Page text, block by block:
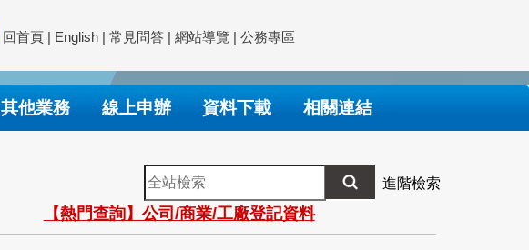
回首頁 | English | 常見問答 | 網站導覽 | 公務專區
其他業務 線上申辦 資料下載 相關連結
全
站
檢
索
進階檢索
【熱門查詢】公司/商業/工廠登記資料